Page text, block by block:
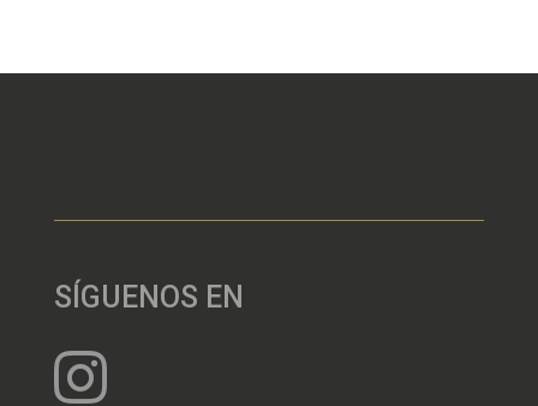
SÍGUENOS EN
